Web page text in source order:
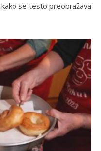
se testo preobražava